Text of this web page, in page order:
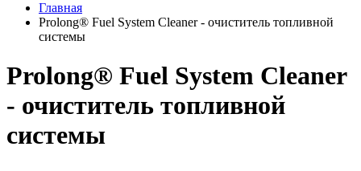
Главная
Prolong® Fuel System Cleaner - очиститель топливной
системы
Prolong® Fuel System Cleaner
- очиститель топливной
системы